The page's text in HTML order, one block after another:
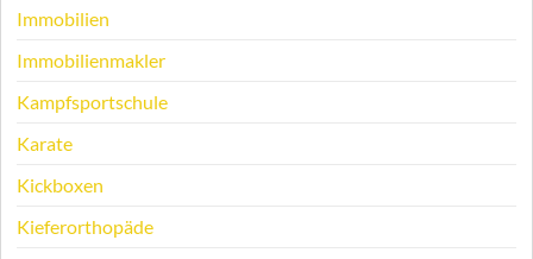
Immobilien
Immobilienmakler
Kampfsportschule
Karate
Kickboxen
Kieferorthopäde